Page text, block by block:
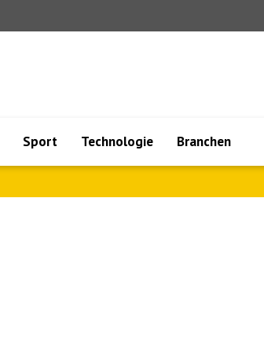
Sport Technologie Branchen